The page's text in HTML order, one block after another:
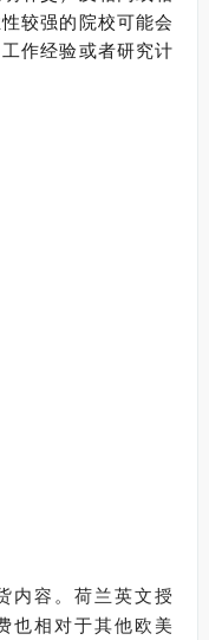
较强的院校可能会
作经验或者研究计
内容。荷兰英文授
也相对于其他欧美